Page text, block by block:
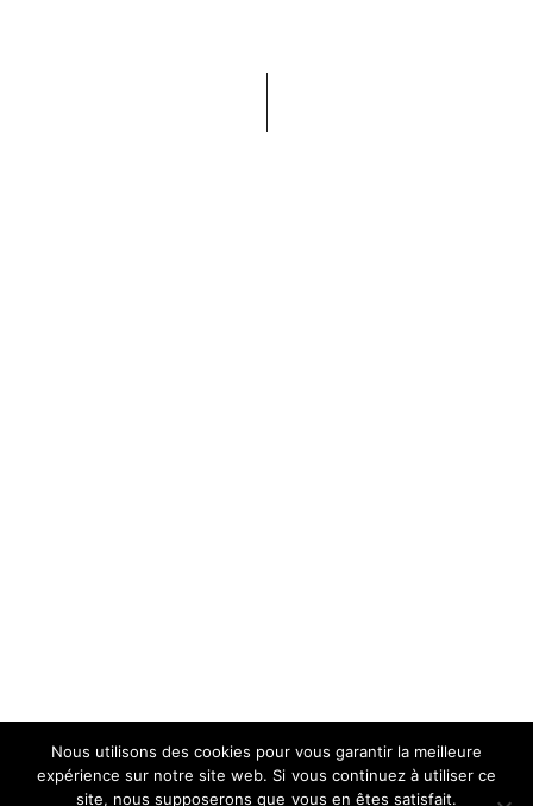
Nous utilisons des cookies pour vous garantir la meilleure
expérience sur notre site web. Si vous continuez à utiliser ce
site, nous supposerons que vous en êtes satisfait.